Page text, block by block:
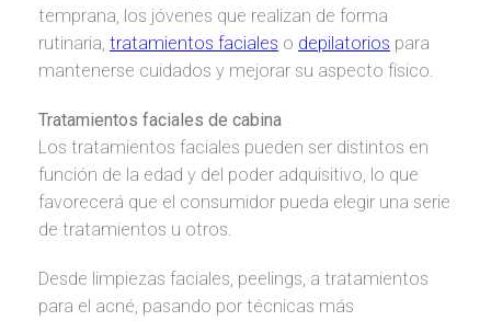
temprana, los jóvenes que realizan de forma
rutinaria, tratamientos faciales o depilatorios para
mantenerse cuidados y mejorar su aspecto físico.
Tratamientos faciales de cabina
Los tratamientos faciales pueden ser distintos en
función de la edad y del poder adquisitivo, lo que
favorecerá que el consumidor pueda elegir una serie
de tratamientos u otros.
Desde limpiezas faciales, peelings, a tratamientos
para el acné, pasando por técnicas más